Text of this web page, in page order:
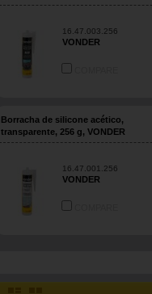
16.47.003.256
VONDER
Borracha de silicone acético,
transparente, 256 g, VONDER
16.47.001.256
VONDER